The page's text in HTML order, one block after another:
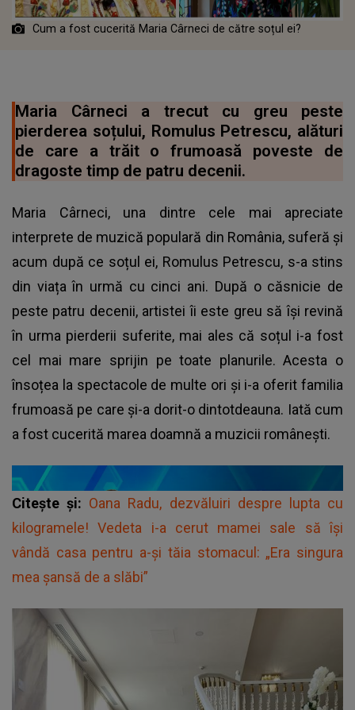
Cum a fost cucerită Maria Cârneci de către soțul ei?
Maria Cârneci a trecut cu greu peste
pierderea soțului, Romulus Petrescu, alături
de care a trăit o frumoasă poveste de
dragoste timp de patru decenii.
Maria Cârneci, una dintre cele mai apreciate
interprete de muzică populară din România, suferă și
acum după ce soțul ei, Romulus Petrescu, s-a stins
din viața în urmă cu cinci ani. După o căsnicie de
peste patru decenii, artistei îi este greu să își revină
în urma pierderii suferite, mai ales că soțul i-a fost
cel mai mare sprijin pe toate planurile. Acesta o
însoțea la spectacole de multe ori și i-a oferit familia
frumoasă pe care și-a dorit-o dintotdeauna. Iată cum
a fost cucerită marea doamnă a muzicii românești.
Citește și: Oana Radu, dezvăluiri despre lupta cu
kilogramele! Vedeta i-a cerut mamei sale să își
vândă casa pentru a-și tăia stomacul: „Era singura
mea șansă de a slăbi”